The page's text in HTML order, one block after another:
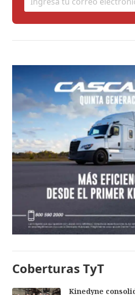
Coberturas TyT
Kinedyne